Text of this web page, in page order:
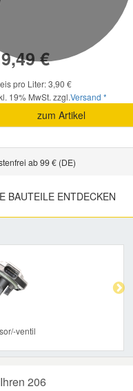
€
pro Liter: 3,90 €
19% MwSt. zzgl.Versand *
zum Artikel
ab 99 € (DE)
BAUTEILE ENTDECKEN
ventil
206